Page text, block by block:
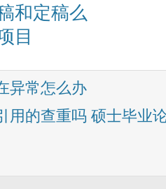
和定稿么
目
异常怎么办
用的查重吗 硕士毕业